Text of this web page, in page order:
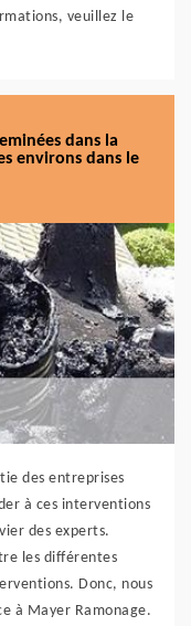
veuillez le
dans la
environs dans le
des entreprises
à ces interventions
des experts.
les différentes
Donc, nous
à Mayer Ramonage.